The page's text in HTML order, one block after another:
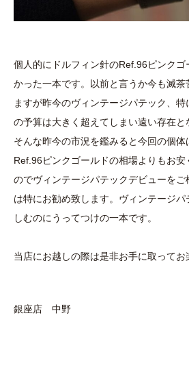
個人的にドルフィン針のRef.96ピンクゴ
かった一本です。以前と言うか今も滅茶
ますが昨今のヴィンテージパテック、
の予算は大きく超えてしまい遠い存在と
そんな昨今の市況を鑑みると今回の個
Ref.96ピンクゴールドの相場よりもお
のでヴィンテージパテックデビューをご
は特にお勧め致します。ヴィンテージ
しむのにうってつけの一本です。
当店にお越しの際は是非お手に取ってお
銀座店 中野